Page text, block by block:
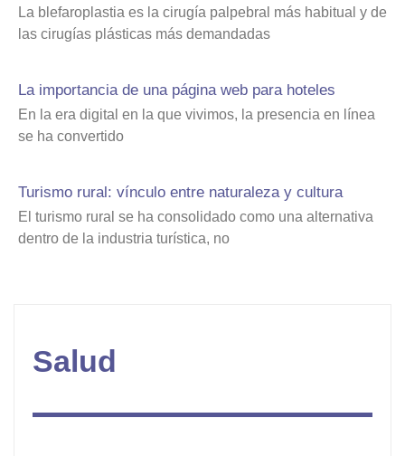
La blefaroplastia es la cirugía palpebral más habitual y de
las cirugías plásticas más demandadas
La importancia de una página web para hoteles
En la era digital en la que vivimos, la presencia en línea
se ha convertido
Turismo rural: vínculo entre naturaleza y cultura
El turismo rural se ha consolidado como una alternativa
dentro de la industria turística, no
Salud